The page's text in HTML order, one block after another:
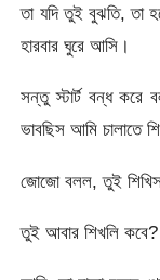
তা যদি তুই বুঝতি, তা
হারবার ঘুরে আসি।
সন্তু স্টার্ট বন্ধ করে
ভাবছিস আমি চালাতে
জোজো বলল, তুই
তুই আবার শিখলি কবে?